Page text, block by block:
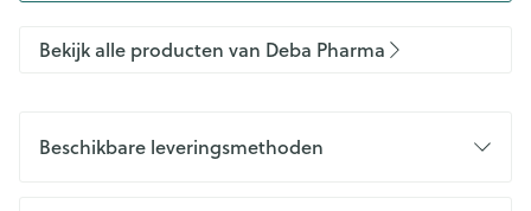
Bekijk alle producten van Deba Pharma
Beschikbare leveringsmethoden